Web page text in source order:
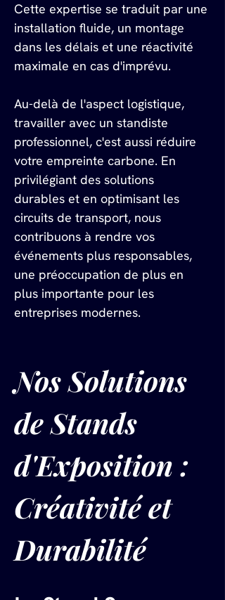
Cette expertise se traduit par une
installation fluide, un montage
dans les délais et une réactivité
maximale en cas d'imprévu.
Au-delà de l'aspect logistique,
travailler avec un standiste
professionnel, c'est aussi réduire
votre empreinte carbone. En
privilégiant des solutions
durables et en optimisant les
circuits de transport, nous
contribuons à rendre vos
événements plus responsables,
une préoccupation de plus en
plus importante pour les
entreprises modernes.
Nos Solutions
de Stands
d'Exposition :
Créativité et
Durabilité